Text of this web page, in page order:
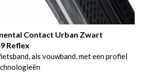
Contact Urban Zwart
Reflex
als vouwband, met een profiel